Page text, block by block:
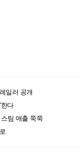
일러 공개
다
팀 매출 쭉쭉